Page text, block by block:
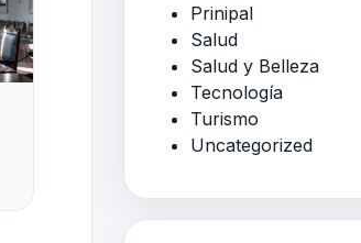
Prinipal
Salud
Salud y Belleza
Tecnología
Turismo
Uncategorized